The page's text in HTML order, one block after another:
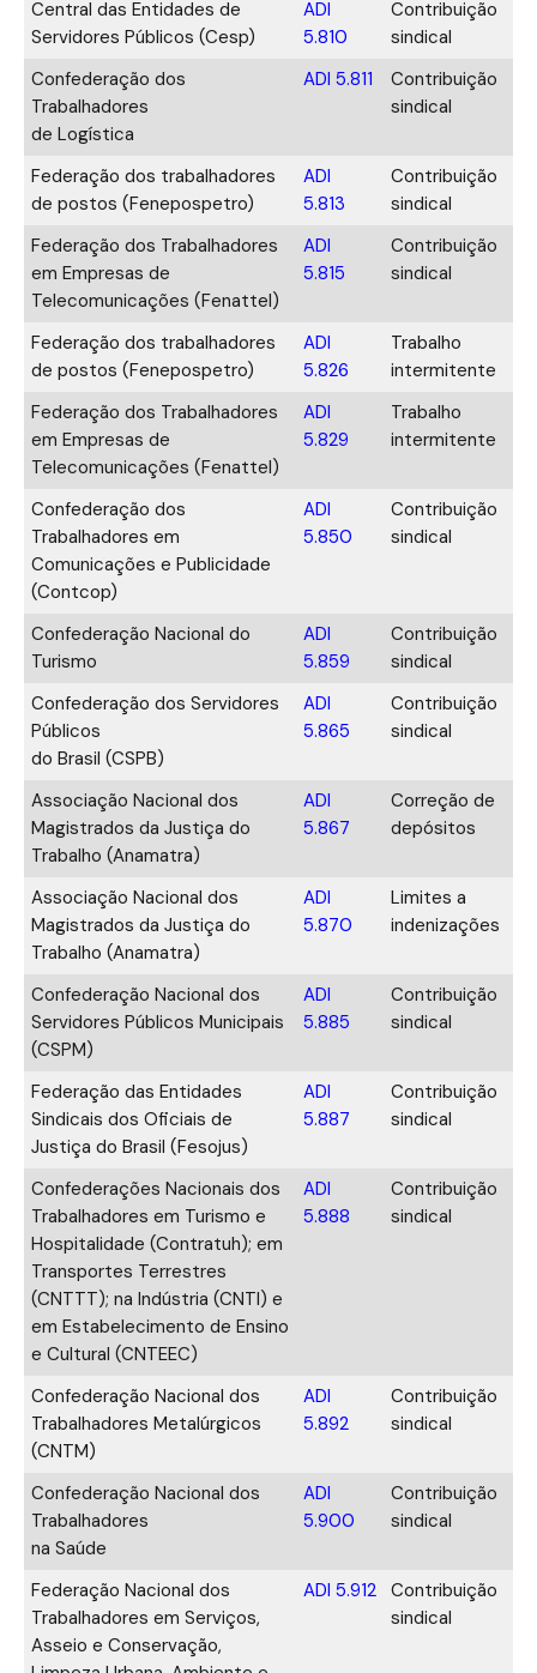
Central das Entidades de
Servidores Públicos (Cesp)
ADI
5.810
Contribuição
sindical
Confederação dos
Trabalhadores
de Logística
ADI 5.811
Contribuição
sindical
Federação dos trabalhadores
de postos (Fenepospetro)
ADI
5.813
Contribuição
sindical
Federação dos Trabalhadores
em Empresas de
Telecomunicações (Fenattel)
ADI
5.815
Contribuição
sindical
Federação dos trabalhadores
de postos (Fenepospetro)
ADI
5.826
Trabalho
intermitente
Federação dos Trabalhadores
em Empresas de
Telecomunicações (Fenattel)
ADI
5.829
Trabalho
intermitente
Confederação dos
Trabalhadores em
Comunicações e Publicidade
(Contcop)
ADI
5.850
Contribuição
sindical
Confederação Nacional do
Turismo
ADI
5.859
Contribuição
sindical
Confederação dos Servidores
Públicos
do Brasil (CSPB)
ADI
5.865
Contribuição
sindical
Associação Nacional dos
Magistrados da Justiça do
Trabalho (Anamatra)
ADI
5.867
Correção de
depósitos
Associação Nacional dos
Magistrados da Justiça do
Trabalho (Anamatra)
ADI
5.870
Limites a
indenizações
Confederação Nacional dos
Servidores Públicos Municipais
(CSPM)
ADI
5.885
Contribuição
sindical
Federação das Entidades
Sindicais dos Oficiais de
Justiça do Brasil (Fesojus)
ADI
5.887
Contribuição
sindical
Confederações Nacionais dos
Trabalhadores em Turismo e
Hospitalidade (Contratuh); em
Transportes Terrestres
(CNTTT); na Indústria (CNTI) e
em Estabelecimento de Ensino
e Cultural (CNTEEC)
ADI
5.888
Contribuição
sindical
Confederação Nacional dos
Trabalhadores Metalúrgicos
(CNTM)
ADI
5.892
Contribuição
sindical
Confederação Nacional dos
Trabalhadores
na Saúde
ADI
5.900
Contribuição
sindical
Federação Nacional dos
Trabalhadores em Serviços,
Asseio e Conservação,
ADI 5.912 Contribuição
sindical